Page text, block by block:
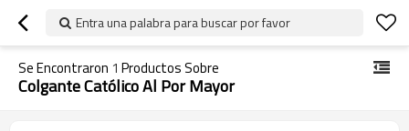
Entra una palabra para buscar por favor
Se Encontraron 1 Productos Sobre
Colgante Católico Al Por Mayor